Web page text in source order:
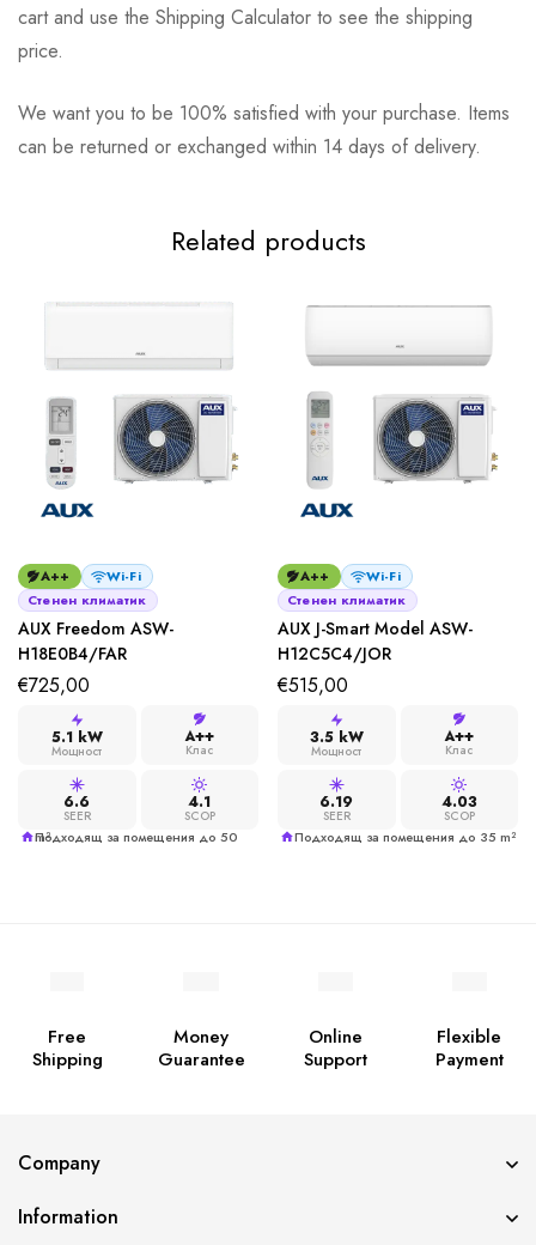
cart and use the Shipping Calculator to see the shipping
price.
We want you to be 100% satisfied with your purchase. Items
can be returned or exchanged within 14 days of delivery.
Related products
A++
Wi-Fi
Стенен климатик
AUX Freedom ASW-
H18E0B4/FAR
€725,00
5.1 kW
Мощност
A++
Клас
6.6
SEER
4.1
SCOP
Подходящ за помещения до 50 m²
A++
Wi-Fi
Стенен климатик
AUX J-Smart Model ASW-
H12C5C4/JОR
€515,00
3.5 kW
Мощност
A++
Клас
6.19
SEER
4.03
SCOP
Подходящ за помещения до 35 m²
Free
Shipping
Money
Guarantee
Online
Support
Flexible
Payment
Company
Information